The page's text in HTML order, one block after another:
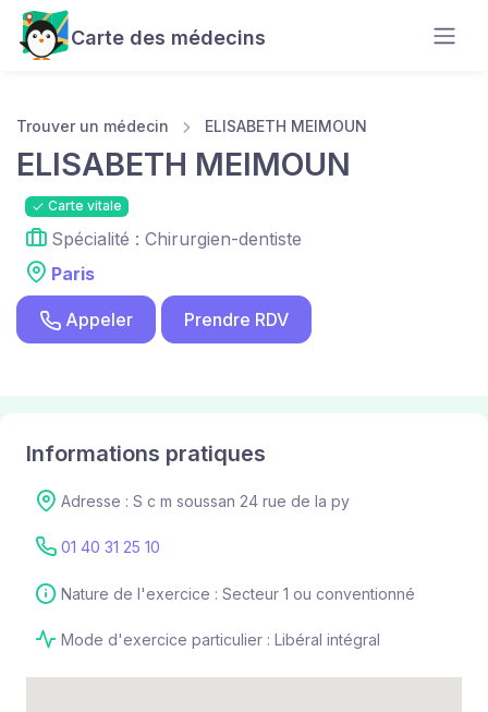
Carte des médecins
Trouver un médecin ELISABETH MEIMOUN
ELISABETH MEIMOUN
Carte vitale
Spécialité : Chirurgien-dentiste
Paris
Appeler Prendre RDV
Informations pratiques
Adresse : S c m soussan 24 rue de la py
01 40 31 25 10
Nature de l'exercice : Secteur 1 ou conventionné
Mode d'exercice particulier : Libéral intégral